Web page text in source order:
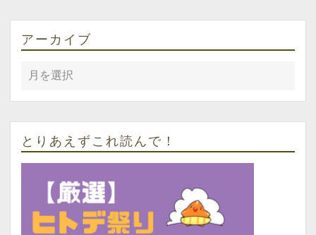
アーカイブ
とりあえずこれ読んで！